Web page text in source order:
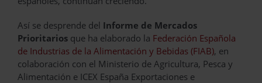
Así se desprende del Informe de Mercados
Prioritarios que ha elaborado la Federación Española
de Industrias de la Alimentación y Bebidas (FIAB), en
colaboración con el Ministerio de Agricultura, Pesca y
Alimentación e ICEX España Exportaciones e